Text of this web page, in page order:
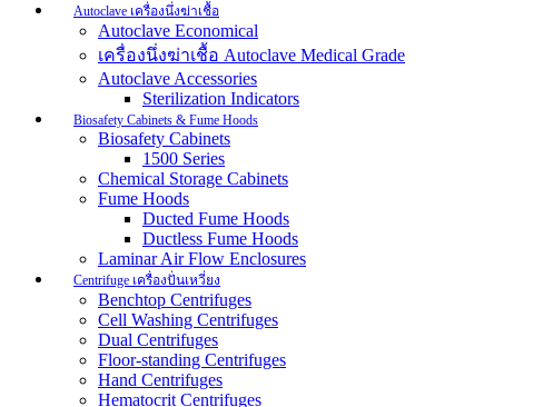
Autoclave เครื่องนึ่งฆ่าเชื้อ
Autoclave Economical
เครื่องนึ่งฆ่าเชื้อ Autoclave Medical Grade
Autoclave Accessories
Sterilization Indicators
Biosafety Cabinets & Fume Hoods
Biosafety Cabinets
1500 Series
Chemical Storage Cabinets
Fume Hoods
Ducted Fume Hoods
Ductless Fume Hoods
Laminar Air Flow Enclosures
Centrifuge เครื่องปั่นเหวี่ยง
Benchtop Centrifuges
Cell Washing Centrifuges
Dual Centrifuges
Floor-standing Centrifuges
Hand Centrifuges
Hematocrit Centrifuges